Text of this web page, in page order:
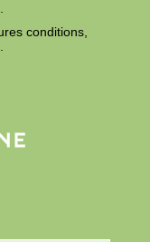
conditions,